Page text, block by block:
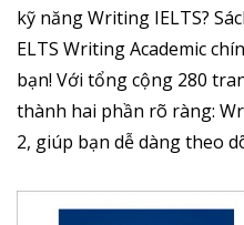
kỹ năng Writing IELTS?
ELTS Writing Academic
bạn! Với tổng cộng 280
thành hai phần rõ ràng:
2, giúp bạn dễ dàng theo